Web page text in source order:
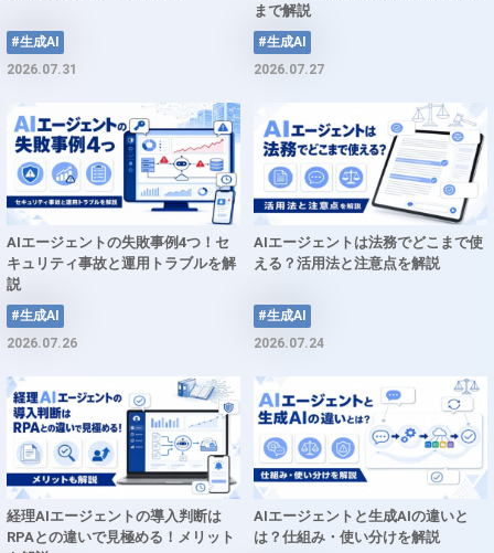
#生成AI
2026.07.31
まで解説
#生成AI
2026.07.27
AIエージェントの失敗事例4つ！セ
キュリティ事故と運用トラブルを解
説
#生成AI
2026.07.26
AIエージェントは法務でどこまで使
える？活用法と注意点を解説
#生成AI
2026.07.24
経理AIエージェントの導入判断は
RPAとの違いで見極める！メリット
AIエージェントと生成AIの違いと
は？仕組み・使い分けを解説